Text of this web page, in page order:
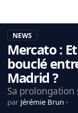
LA CHARTE
VIE PRIVÉE
CGU
CONTACTEZ-
NEWS
Mercato :
bouclé
Madrid ?
Sa prolongation
par Jérémie Brun